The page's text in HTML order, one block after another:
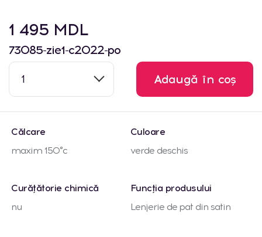
1 495 MDL
73085-zie1-c2022-po
1 Adaugă în coș
Călcare
maxim 150°c
Culoare
verde deschis
Curățătorie chimică
nu
Funcția produsului
Lenjerie de pat din satin